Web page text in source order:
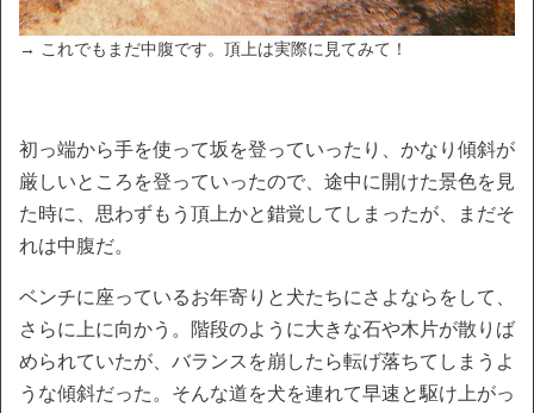
→ これでもまだ中腹です。頂上は実際に見てみて！
初っ端から手を使って坂を登っていったり、かなり傾斜が
厳しいところを登っていったので、途中に開けた景色を見
た時に、思わずもう頂上かと錯覚してしまったが、まだそ
れは中腹だ。
ベンチに座っているお年寄りと犬たちにさよならをして、
さらに上に向かう。階段のように大きな石や木片が散りば
められていたが、バランスを崩したら転げ落ちてしまうよ
うな傾斜だった。そんな道を犬を連れて早速と駆け上がっ